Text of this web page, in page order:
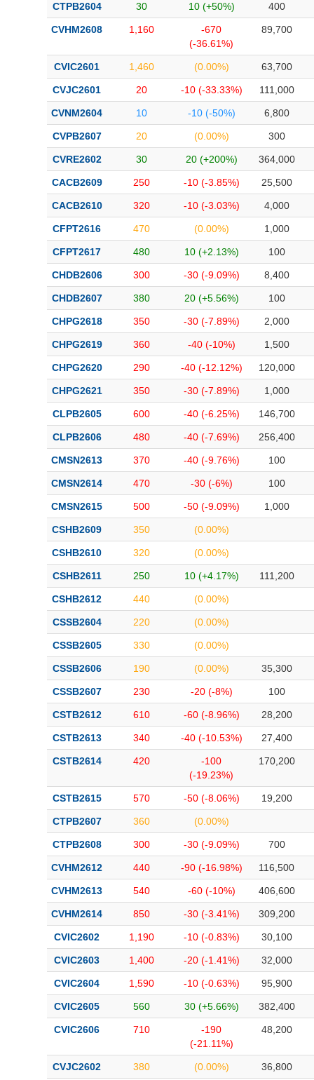
CTPB2604 30 10 (+50%) 400
CVHM2608 1,160
-670
(-36.61%)
89,700
CVIC2601 1,460 (0.00%) 63,700
CVJC2601 20 -10 (-33.33%) 111,000
CVNM2604 10 -10 (-50%) 6,800
CVPB2607 20 (0.00%) 300
CVRE2602 30 20 (+200%) 364,000
CACB2609 250 -10 (-3.85%) 25,500
CACB2610 320 -10 (-3.03%) 4,000
CFPT2616 470 (0.00%) 1,000
CFPT2617 480 10 (+2.13%) 100
CHDB2606 300 -30 (-9.09%) 8,400
CHDB2607 380 20 (+5.56%) 100
CHPG2618 350 -30 (-7.89%) 2,000
CHPG2619 360 -40 (-10%) 1,500
CHPG2620 290 -40 (-12.12%) 120,000
CHPG2621 350 -30 (-7.89%) 1,000
CLPB2605 600 -40 (-6.25%) 146,700
CLPB2606 480 -40 (-7.69%) 256,400
CMSN2613 370 -40 (-9.76%) 100
CMSN2614 470 -30 (-6%) 100
CMSN2615 500 -50 (-9.09%) 1,000
CSHB2609 350 (0.00%)
CSHB2610 320 (0.00%)
CSHB2611 250 10 (+4.17%) 111,200
CSHB2612 440 (0.00%)
CSSB2604 220 (0.00%)
CSSB2605 330 (0.00%)
CSSB2606 190 (0.00%) 35,300
CSSB2607 230 -20 (-8%) 100
CSTB2612 610 -60 (-8.96%) 28,200
CSTB2613 340 -40 (-10.53%) 27,400
CSTB2614 420
-100
(-19.23%)
170,200
CSTB2615 570 -50 (-8.06%) 19,200
CTPB2607 360 (0.00%)
CTPB2608 300 -30 (-9.09%) 700
CVHM2612 440 -90 (-16.98%) 116,500
CVHM2613 540 -60 (-10%) 406,600
CVHM2614 850 -30 (-3.41%) 309,200
CVIC2602 1,190 -10 (-0.83%) 30,100
CVIC2603 1,400 -20 (-1.41%) 32,000
CVIC2604 1,590 -10 (-0.63%) 95,900
CVIC2605 560 30 (+5.66%) 382,400
CVIC2606 710
-190
(-21.11%)
48,200
CVJC2602 380 (0.00%) 36,800